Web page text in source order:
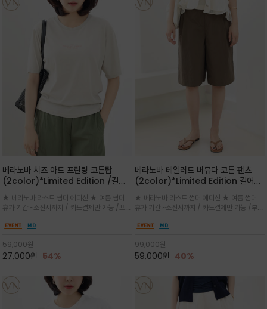
베라노바 치즈 아트 프린팅 코튼탑
(2color)*Limited Edition /길어
세요 ^^
★ 베라노바 라스트 썸머 에디션 ★ 여름 썸머
휴가 기간 ~소진시까지 / 카드결제만 가능 /프론
러스트 프린트가 더해져 과하지 않으면서도 세련
59,000원
27,000원 54%
베라노바 테일러드 버뮤다 코튼 팬츠
(2color)*Limited Edition 길어진
^^
★ 베라노바 라스트 썸머 에디션 ★ 여름 썸머
휴가 기간 ~소진시까지 / 카드결제만 가능 /부드
은은한 매트 컬러가 고급스러운 분위기
99,000원
59,000원 40%